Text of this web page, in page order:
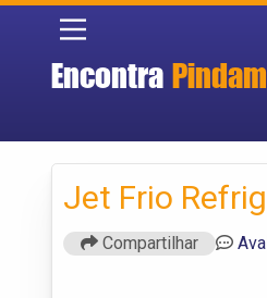
Encontra
Jet Frio
Compartilhar